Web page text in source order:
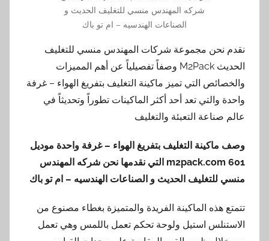
شركه المهندس منسي للتغليف الحديث و
الصناعات الهندسيه – ام تو باك
مجموعة شركات المهندس منسي للتغليف
الحديث M2Pack وصفاً تفصيلياً عن أهم المميزات
التي تميز ماكينة التغليف بتفريغ الهواء – غرفة
تعد أحد أكثر الماكينات تطوراً وتحديثاً في
التعبئة والتغليف
التغليف بتفريغ الهواء – غرفة واحدة موديل
التي نقدمهانحن شركه المهندس
الحديث و الصناعات الهندسيه – ام تو باك
الماكينة الفريدة والمتميزة بغطاء مصنوع من
استيل ولوحة تحكم تعمل باللمس وهي تعمل